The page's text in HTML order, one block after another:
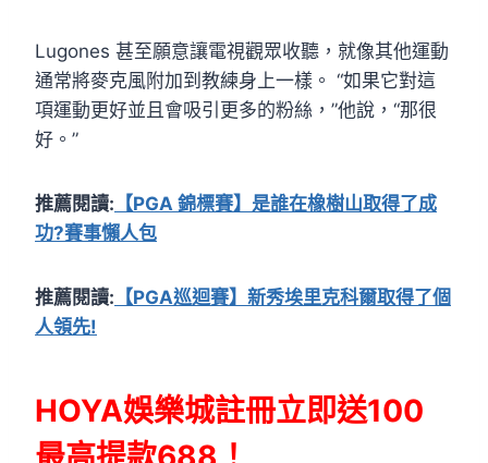
Lugones 甚至願意讓電視觀眾收聽，就像其他運動
通常將麥克風附加到教練身上一樣。 “如果它對這
項運動更好並且會吸引更多的粉絲，”他說，“那很
好。”
推薦閱讀: 【PGA 錦標賽】是誰在橡樹山取得了成
功?賽事懶人包
推薦閱讀: 【PGA巡迴賽】新秀埃里克科爾取得了個
人領先!
HOYA娛樂城註冊立即送100